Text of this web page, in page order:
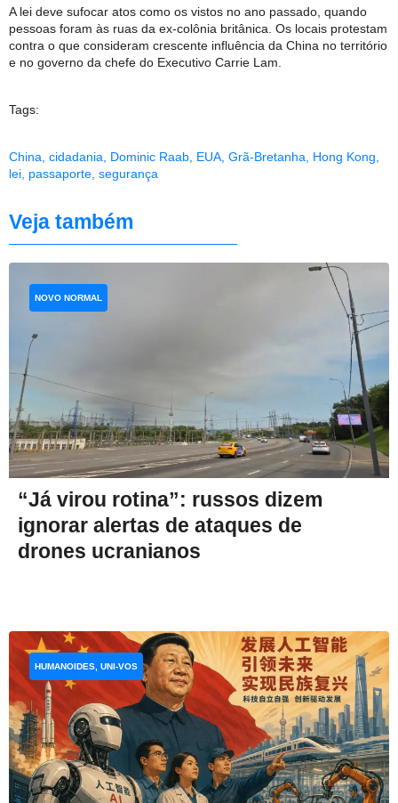
A lei deve sufocar atos como os vistos no ano passado, quando
pessoas foram às ruas da ex-colônia britânica. Os locais protestam
contra o que consideram crescente influência da China no território
e no governo da chefe do Executivo Carrie Lam.
Tags:
China, cidadania, Dominic Raab, EUA, Grã-Bretanha, Hong Kong,
lei, passaporte, segurança
Veja também
“Já virou rotina”: russos dizem
ignorar alertas de ataques de
drones ucranianos
NOVO NORMAL
HUMANOIDES, UNI-VOS